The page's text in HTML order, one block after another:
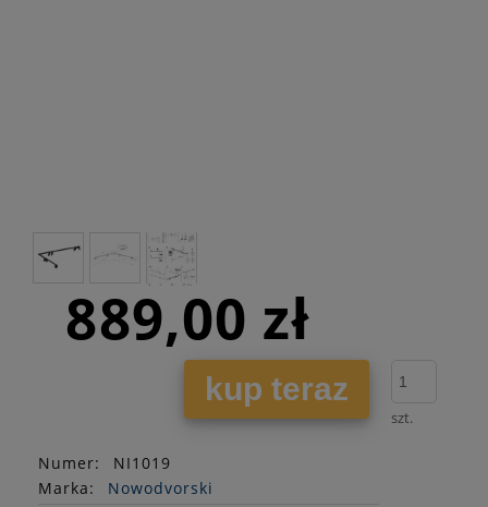
889,00 zł
kup teraz
szt.
Numer:
NI1019
Marka:
Nowodvorski